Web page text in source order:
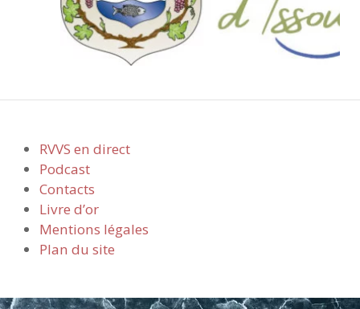
RVVS en direct
Podcast
Contacts
Livre d’or
Mentions légales
Plan du site